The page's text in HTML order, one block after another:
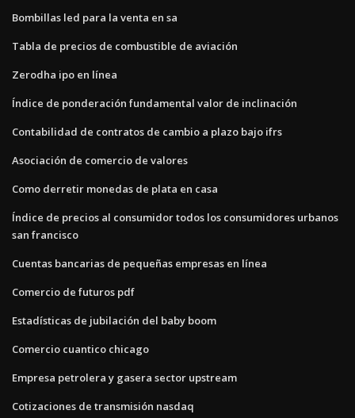
Bombillas led para la venta en sa
Tabla de precios de combustible de aviación
Zerodha ipo en línea
Índice de ponderación fundamental valor de inclinación
Contabilidad de contratos de cambio a plazo bajo ifrs
Asociación de comercio de valores
Como derretir monedas de plata en casa
Índice de precios al consumidor todos los consumidores urbanos
san francisco
Cuentas bancarias de pequeñas empresas en línea
Comercio de futuros pdf
Estadísticas de jubilación del baby boom
Comercio cuantico chicago
Empresa petrolera y gasera sector upstream
Cotizaciones de transmisión nasdaq